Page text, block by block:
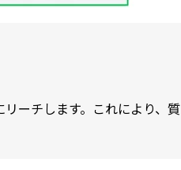
ーチします。これにより、質